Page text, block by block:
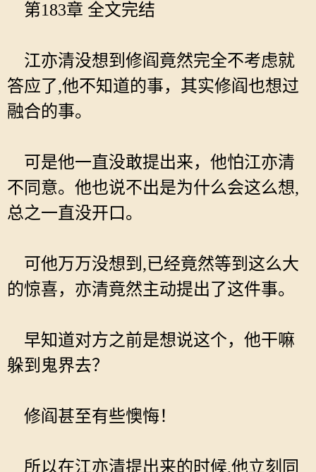
第183章 全文完结
江亦清没想到修阎竟然完全不考虑就
答应了,他不知道的事，其实修阎也想过
融合的事。
可是他一直没敢提出来，他怕江亦清
不同意。他也说不出是为什么会这么想,
总之一直没开口。
可他万万没想到,已经竟然等到这么大
的惊喜，亦清竟然主动提出了这件事。
早知道对方之前是想说这个，他干嘛
躲到鬼界去？
修阎甚至有些懊悔！
所以在江亦清提出来的时候,他立刻同